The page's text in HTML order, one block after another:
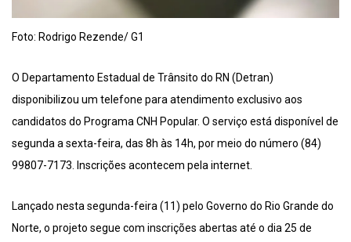
Foto: Rodrigo Rezende/ G1
O Departamento Estadual de Trânsito do RN (Detran)
disponibilizou um telefone para atendimento exclusivo aos
candidatos do Programa CNH Popular. O serviço está disponível de
segunda a sexta-feira, das 8h às 14h, por meio do número (84)
99807-7173. Inscrições acontecem pela internet.
Lançado nesta segunda-feira (11) pelo Governo do Rio Grande do
Norte, o projeto segue com inscrições abertas até o dia 25 de